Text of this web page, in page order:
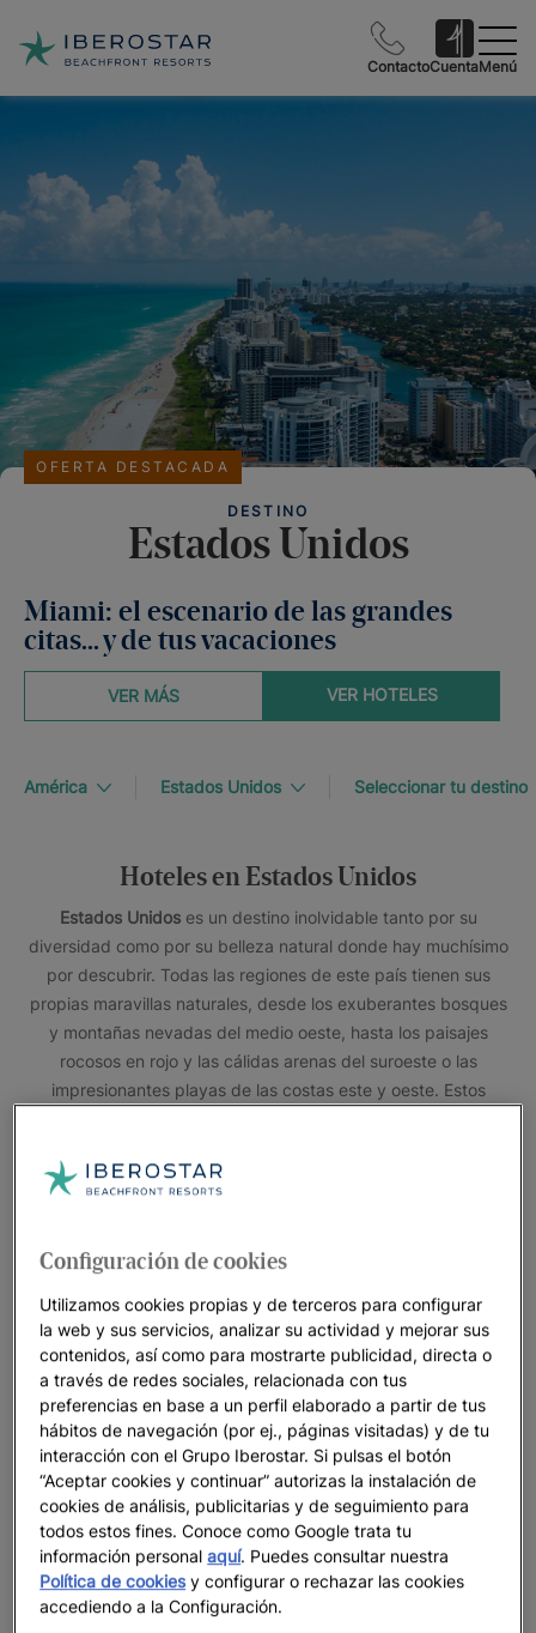
ContactoCuentaMenú
DESTINO
Estados Unidos
OFERTA DESTACADA
Miami: el escenario de las grandes
citas... y de tus vacaciones
VER HOTELES
VER MÁS
América Estados Unidos Seleccionar tu destino
Hoteles en Estados Unidos
Estados Unidos es un destino inolvidable tanto por su
diversidad como por su belleza natural donde hay muchísimo
por descubrir. Todas las regiones de este país tienen sus
propias maravillas naturales, desde los exuberantes bosques
y montañas nevadas del medio oeste, hasta los paisajes
rocosos en rojo y las cálidas arenas del suroeste o las
impresionantes playas de las costas este y oeste. Estos
Las principales metrópolis de Estados Unidos son
gastronomía y las compras famosas en todo el mundo:
Descubre Miami,
lugares emblemáticos y atracciones.
Configuración de cookies
Utilizamos cookies propias y de terceros para configurar
la web y sus servicios, analizar su actividad y mejorar sus
contenidos, así como para mostrarte publicidad, directa o
a través de redes sociales, relacionada con tus
preferencias en base a un perfil elaborado a partir de tus
hábitos de navegación (por ej., páginas visitadas) y de tu
interacción con el Grupo Iberostar. Si pulsas el botón
“Aceptar cookies y continuar” autorizas la instalación de
cookies de análisis, publicitarias y de seguimiento para
todos estos fines. Conoce como Google trata tu
información personalaquí. Puedes consultar nuestra
Política de cookiesy configurar o rechazar las cookies
accediendo a la Configuración.